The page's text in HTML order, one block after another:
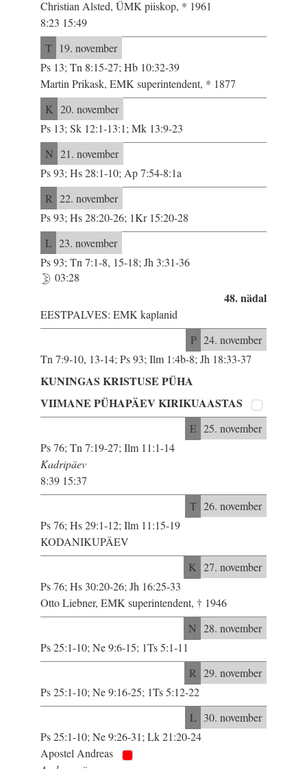
Christian Alsted, ÜMK piiskop, * 1961
8:23 15:49
T 19. november
Ps 13; Tn 8:15-27; Hb 10:32-39
Martin Prikask, EMK superintendent, * 1877
K 20. november
Ps 13; Sk 12:1-13:1; Mk 13:9-23
N 21. november
Ps 93; Hs 28:1-10; Ap 7:54-8:1a
R 22. november
Ps 93; Hs 28:20-26; 1Kr 15:20-28
L 23. november
Ps 93; Tn 7:1-8, 15-18; Jh 3:31-36
03:28
48. nädal
EESTPALVES: EMK kaplanid
P 24. november
Tn 7:9-10, 13-14; Ps 93; Ilm 1:4b-8; Jh 18:33-37
KUNINGAS KRISTUSE PÜHA
VIIMANE PÜHAPÄEV KIRIKUAASTAS
E 25. november
Ps 76; Tn 7:19-27; Ilm 11:1-14
Kadripäev
8:39 15:37
T 26. november
Ps 76; Hs 29:1-12; Ilm 11:15-19
KODANIKUPÄEV
K 27. november
Ps 76; Hs 30:20-26; Jh 16:25-33
Otto Liebner, EMK superintendent, † 1946
N 28. november
Ps 25:1-10; Ne 9:6-15; 1Ts 5:1-11
R 29. november
Ps 25:1-10; Ne 9:16-25; 1Ts 5:12-22
L 30. november
Ps 25:1-10; Ne 9:26-31; Lk 21:20-24
Apostel Andreas